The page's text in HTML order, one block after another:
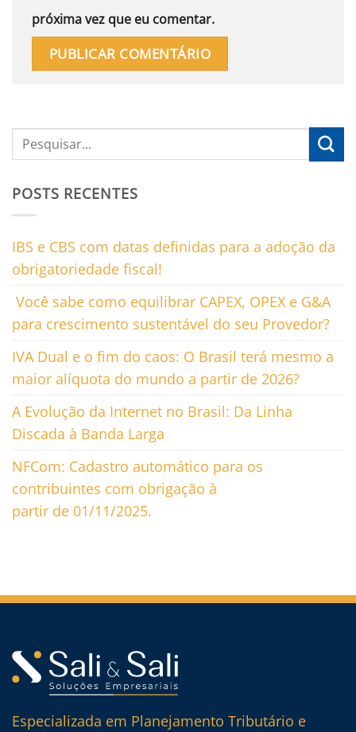
próxima vez que eu comentar.
POSTS RECENTES
IBS e CBS com datas definidas para a adoção da
obrigatoriedade fiscal!
Você sabe como equilibrar CAPEX, OPEX e G&A
para crescimento sustentável do seu Provedor?
IVA Dual e o fim do caos: O Brasil terá mesmo a
maior alíquota do mundo a partir de 2026?
A Evolução da Internet no Brasil: Da Linha
Discada à Banda Larga
NFCom: Cadastro automático para os
contribuintes com obrigação à
partir de 01/11/2025.
Especializada em Planejamento Tributário e